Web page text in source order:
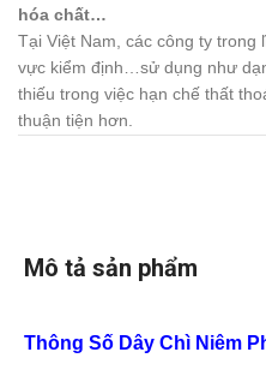
hóa chất…
Tại Việt Nam, các công ty
vực kiểm định…sử dụng như
thiếu trong việc hạn chế thất
thuận tiện hơn.
Mô tả sản phẩm
Thông Số Dây Chì Niêm